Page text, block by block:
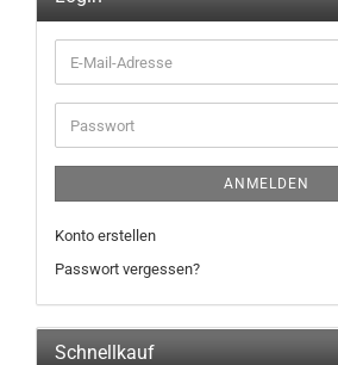
E-
Mail-
Adresse
Passwort
ANMELDEN
Konto erstellen
Passwort vergessen?
Schnellkauf